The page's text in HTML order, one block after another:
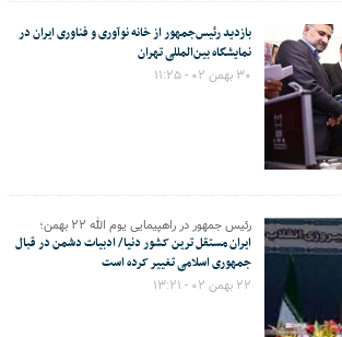
بازدید رئیس‌جمهور از خانه نوآوری و فناوری ایران در
نمایشگاه بین‌المللی تهران
۳۰ بهمن ۰۲ - ۱۱:۲۵
رئیس جمهور در راهپیمایی یوم الله ۲۲ بهمن؛
ایران مستقل ترین کشور دنیا/ ادبیات دشمن در قبال
جمهوری اسلامی تغییر کرده است
۲۲ بهمن ۰۲ - ۱۳:۲۱